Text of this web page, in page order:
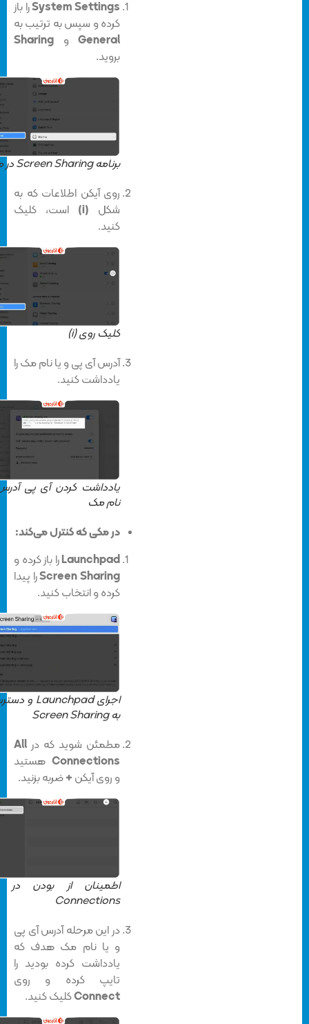
System Settingsرا باز
کرده و سپس به ترتیب به
Generalو Sharing
بروید.
برنامه Screen Sharing در مک
روی آیکن اطلاعات که به
شکل(i)
است، کلیک
کنید.
کلیک روی (i)
آدرس آی پی و یا نام مک را
یادداشت کنید.
یادداشت کردن آی پی آدرس و
نام مک
در مکی که کنترل می‌کند:
Launchpadرا باز کرده و
Screen Sharingرا پیدا
کرده و انتخاب کنید.
اجرای Launchpad و دسترسی
مطمئن شوید که درAll
Connectionsهستید
و روی آیکن+ضربه بزنید.
اطمینان از بودن در All
Connections
در این مرحله آدرس آی پی
و یا نام مک هدف که
یادداشت کرده بودید را
تایپ کرده و روی
Connectکلیک کنید.